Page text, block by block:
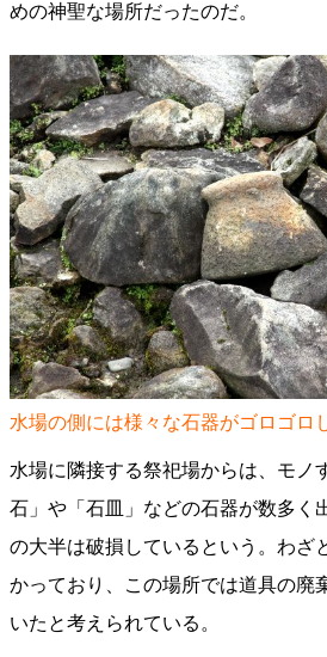
めの神聖な場所だったのだ。
水場の側には様々な石器がゴロゴロ
水場に隣接する祭祀場からは、モノ
石」や「石皿」などの石器が数多く
の大半は破損しているという。わざ
かっており、この場所では道具の廃
いたと考えられている。